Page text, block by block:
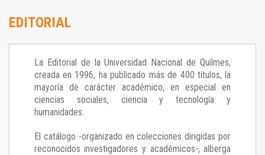
EDITORIAL
La Editorial de la Universidad Nacional de Quilmes,
creada en 1996, ha publicado más de 400 títulos, la
mayoría de carácter académico, en especial en
ciencias sociales, ciencia y tecnología y
humanidades.
El catálogo -organizado en colecciones dirigidas por
reconocidos investigadores y académicos-, alberga